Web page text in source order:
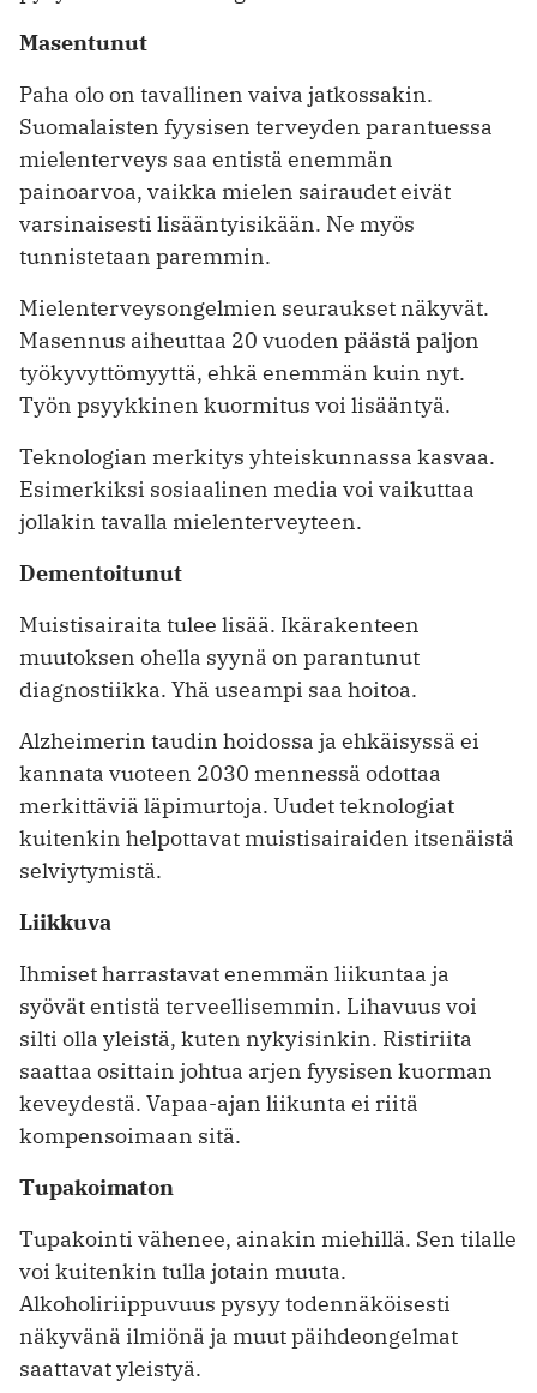
Masentunut
Paha olo on tavallinen vaiva jatkossakin.
Suomalaisten fyysisen terveyden parantuessa
mielenterveys saa entistä enemmän
painoarvoa, vaikka mielen sairaudet eivät
varsinaisesti lisääntyisikään. Ne myös
tunnistetaan paremmin.
Mielenterveysongelmien seuraukset näkyvät.
Masennus aiheuttaa 20 vuoden päästä paljon
työkyvyttömyyttä, ehkä enemmän kuin nyt.
Työn psyykkinen kuormitus voi lisääntyä.
Teknologian merkitys yhteiskunnassa kasvaa.
Esimerkiksi sosiaalinen media voi vaikuttaa
jollakin tavalla mielenterveyteen.
Dementoitunut
Muistisairaita tulee lisää. Ikärakenteen
muutoksen ohella syynä on parantunut
diagnostiikka. Yhä useampi saa hoitoa.
Alzheimerin taudin hoidossa ja ehkäisyssä ei
kannata vuoteen 2030 mennessä odottaa
merkittäviä läpimurtoja. Uudet teknologiat
kuitenkin helpottavat muistisairaiden itsenäistä
selviytymistä.
Liikkuva
Ihmiset harrastavat enemmän liikuntaa ja
syövät entistä terveellisemmin. Lihavuus voi
silti olla yleistä, kuten nykyisinkin. Ristiriita
saattaa osittain johtua ­arjen fyysisen kuorman
keveydestä. ­Vapaa-ajan liikunta ei riitä
kompensoimaan sitä.
Tupakoimaton
Tupakointi vähenee, ainakin miehillä. Sen tilalle
voi kuitenkin tulla jotain muuta.
Alkoholiriippuvuus pysyy todennäköisesti
näkyvänä ilmiönä ja muut päihdeongelmat
saattavat yleistyä.